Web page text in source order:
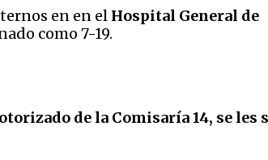
en en el Hospital General de
como 7-19.
de la Comisaría 14, se les